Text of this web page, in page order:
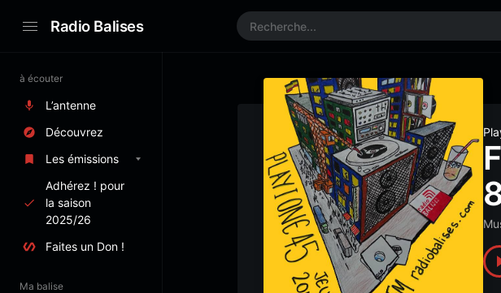
Radio Balises
à écouter
L’antenne
Découvrez
Les émissions
Adhérez ! pour
la saison
2025/26
Faites un Don !
Ma balise